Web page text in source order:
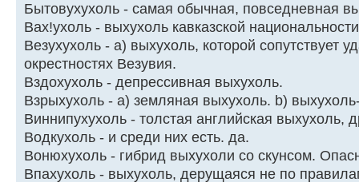
Бытовухухоль - самая обычная, повседневная
Вах!ухоль - выхухоль кавказской
Везухухоль - а) выхухоль, котоpой сопутствует
окрестностях Везувия.
Вздохухоль - депрессивная выхухоль.
Взрыхухоль - а) земляная выхухоль. b)
Виннипухухоль - толстая английская выхухоль,
Водкухоль - и среди них есть. да.
Вонюхухоль - гибрид выхухоли со скунсом.
Впахухоль - выхухоль, дерущаяся не по